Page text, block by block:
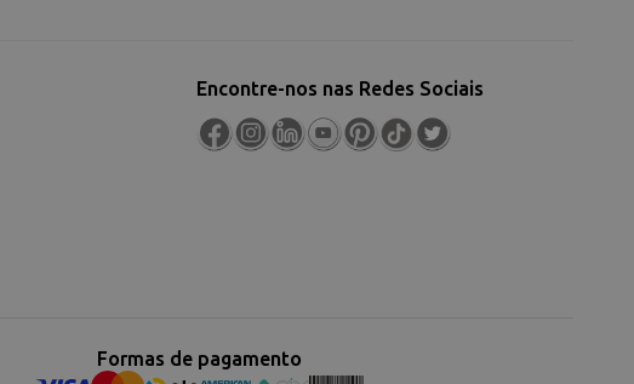
Encontre-nos nas Redes Sociais
Formas de pagamento